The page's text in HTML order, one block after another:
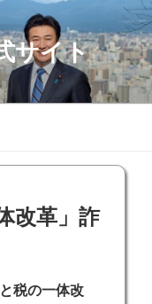
サイト
改革」詐
税の一体改